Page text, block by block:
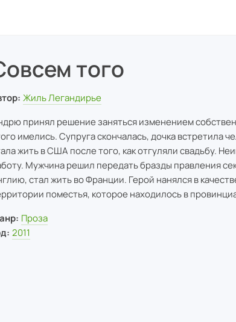
того
Жиль Легандирье
принял решение заняться изменением
имелись. Супруга скончалась, дочка встретила
жить в США после того, как отгуляли свадьбу.
Мужчина решил передать бразды правления
стал жить во Франции. Герой нанялся в
поместья, которое находилось в
Проза
2011